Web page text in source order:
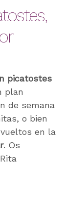
picatostes
plan
de semana
o bien
en la
. Os